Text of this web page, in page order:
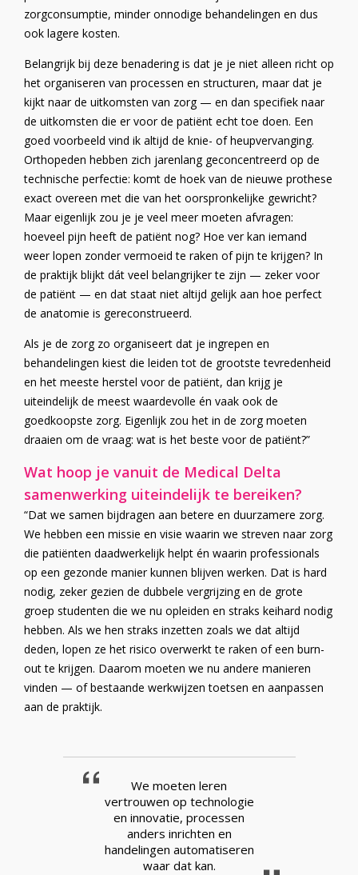
zorgconsumptie, minder onnodige behandelingen en dus
ook lagere kosten.
Belangrijk bij deze benadering is dat je je niet alleen richt op
het organiseren van processen en structuren, maar dat je
kijkt naar de uitkomsten van zorg — en dan specifiek naar
de uitkomsten die er voor de patiënt echt toe doen. Een
goed voorbeeld vind ik altijd de knie- of heupvervanging.
Orthopeden hebben zich jarenlang geconcentreerd op de
technische perfectie: komt de hoek van de nieuwe prothese
exact overeen met die van het oorspronkelijke gewricht?
Maar eigenlijk zou je je veel meer moeten afvragen:
hoeveel pijn heeft de patiënt nog? Hoe ver kan iemand
weer lopen zonder vermoeid te raken of pijn te krijgen? In
de praktijk blijkt dát veel belangrijker te zijn — zeker voor
de patiënt — en dat staat niet altijd gelijk aan hoe perfect
de anatomie is gereconstrueerd.
Als je de zorg zo organiseert dat je ingrepen en
behandelingen kiest die leiden tot de grootste tevredenheid
en het meeste herstel voor de patiënt, dan krijg je
uiteindelijk de meest waardevolle én vaak ook de
goedkoopste zorg. Eigenlijk zou het in de zorg moeten
draaien om de vraag: wat is het beste voor de patiënt?”
Wat hoop je vanuit de Medical Delta
samenwerking uiteindelijk te bereiken?
“Dat we samen bijdragen aan betere en duurzamere zorg.
We hebben een missie en visie waarin we streven naar zorg
die patiënten daadwerkelijk helpt én waarin professionals
op een gezonde manier kunnen blijven werken. Dat is hard
nodig, zeker gezien de dubbele vergrijzing en de grote
groep studenten die we nu opleiden en straks keihard nodig
hebben. Als we hen straks inzetten zoals we dat altijd
deden, lopen ze het risico overwerkt te raken of een burn-
out te krijgen. Daarom moeten we nu andere manieren
vinden — of bestaande werkwijzen toetsen en aanpassen
aan de praktijk.
We moeten leren
vertrouwen op technologie
en innovatie, processen
anders inrichten en
handelingen automatiseren
waar dat kan.